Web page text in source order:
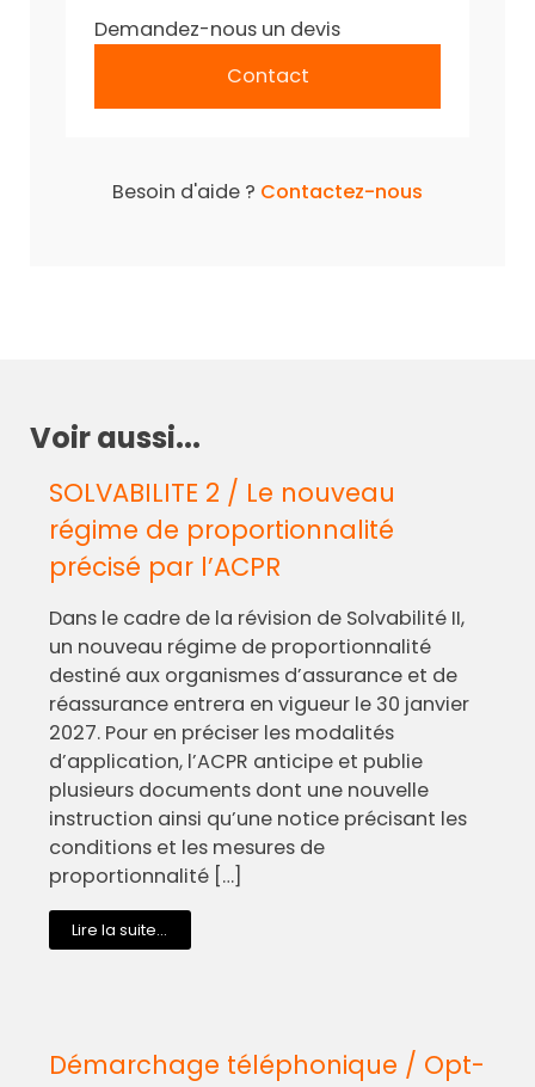
Demandez-nous un devis
Contact
Besoin d'aide ? Contactez-nous
Voir aussi...
SOLVABILITE 2 / Le nouveau
régime de proportionnalité
précisé par l’ACPR
Dans le cadre de la révision de Solvabilité II,
un nouveau régime de proportionnalité
destiné aux organismes d’assurance et de
réassurance entrera en vigueur le 30 janvier
2027. Pour en préciser les modalités
d’application, l’ACPR anticipe et publie
plusieurs documents dont une nouvelle
instruction ainsi qu’une notice précisant les
conditions et les mesures de
proportionnalité […]
Lire la suite...
Démarchage téléphonique / Opt-